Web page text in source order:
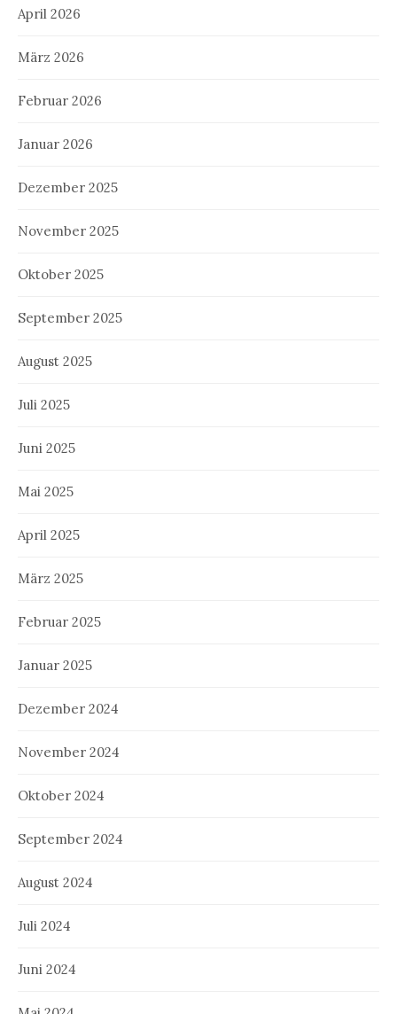
April 2026
März 2026
Februar 2026
Januar 2026
Dezember 2025
November 2025
Oktober 2025
September 2025
August 2025
Juli 2025
Juni 2025
Mai 2025
April 2025
März 2025
Februar 2025
Januar 2025
Dezember 2024
November 2024
Oktober 2024
September 2024
August 2024
Juli 2024
Juni 2024